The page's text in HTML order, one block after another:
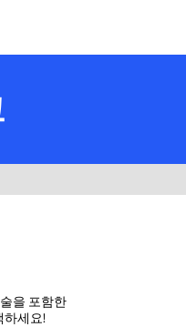
을 포함한
하세요!